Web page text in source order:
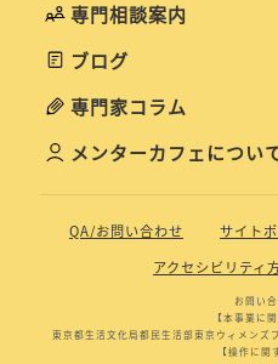
専門相談案内
ブログ
専門家コラム
メンターカフェについ
QA/お問い合わせ サイト
アクセシビリティ
お問い
【本事業に
東京都生活文化局都民生活部東京ウィメン
【操作に関